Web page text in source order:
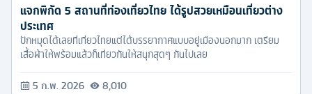
แจกพิกัด 5 สถานที่ท่องเที่ยวไทย ได้รูปสวยเหมือนเที่ยวต่าง
ประเทศ
ปักหมุดได้เลยที่เที่ยวไทยแต่ได้บรรยากาศแบบอยู่เมืองนอกมาก เตรียม
เสื้อผ้าให้พร้อมแล้วก็เที่ยวกันให้สนุกสุดๆ กันไปเลย
5 ก.พ. 2026 8,010